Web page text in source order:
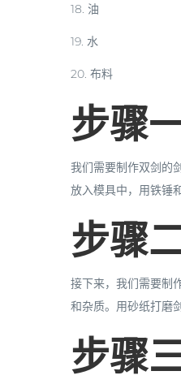
18. 油
19. 水
20. 布料
步骤
我们需要制作双剑的
放入模具中，用铁锤
步骤
接下来，我们需要制
和杂质。用砂纸打磨
步骤